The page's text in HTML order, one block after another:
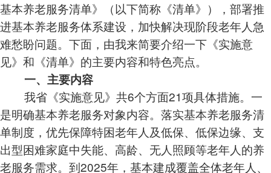
基本养老服务清单》（以下简称《清单》），部署推
进基本养老服务体系建设，加快解决现阶段老年人急
难愁盼问题。下面，由我来简要介绍一下《实施意
见》和《清单》的主要内容和特色亮点。
一、主要内容
我省《实施意见》共6个方面21项具体措施。一
是明确基本养老服务对象内容。落实基本养老服务清
单制度，优先保障特困老年人及低保、低保边缘、支
出型困难家庭中失能、高龄、无人照顾等老年人的养
老服务需求。到2025年，基本建成覆盖全体老年人、